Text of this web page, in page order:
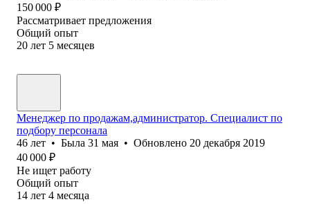
150 000 ₽
Рассматривает предложения
Общий опыт
20 лет 5 месяцев
Менеджер по продажам,администратор. Специалист по
подбору персонала
46 лет • Была 31 мая • Обновлено 20 декабря 2019
40 000 ₽
Не ищет работу
Общий опыт
14 лет 4 месяца